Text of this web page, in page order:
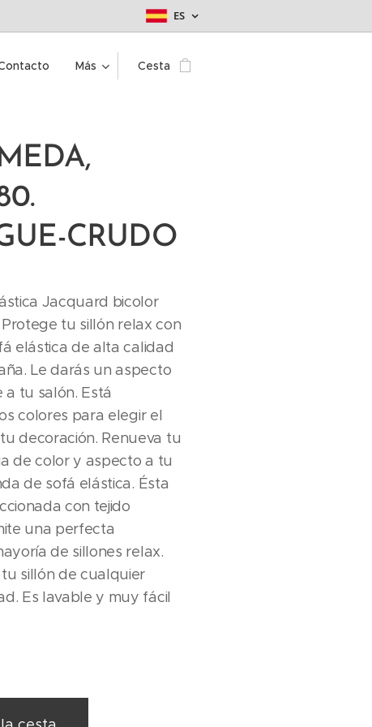
ES
Más Cesta
CRUDO
Jacquard bicolor
tu sillón relax con
elástica de alta calidad
Le darás un aspecto
tu salón. Está
colores para elegir el
decoración. Renueva tu
de color y aspecto a tu
de sofá elástica. Ésta
con tejido
una perfecta
de sillones relax.
sillón de cualquier
Es lavable y muy fácil